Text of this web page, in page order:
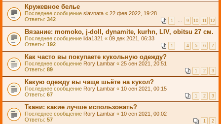
Кружевное белье
Последнее сообщение slavnata « 22 фев 2022, 19:28
Ответы: 342 1 … 9 10 11 12
Вязание: momoko, j-doll, dynamite, kurhn, LIV, obitsu 27 см.
Последнее сообщение lida1321 « 09 дек 2021, 06:33
Ответы: 192 1 … 4 5 6 7
Как часто вы покупаете кукольную одежду?
Последнее сообщение Rory Lambar « 25 сен 2021, 20:51
Ответы: 89 1 2 3
Какую одежду вы чаще шьёте на кукол?
Последнее сообщение Rory Lambar « 10 сен 2021, 00:15
Ответы: 67 1 2 3
Ткани: какие лучше использовать?
Последнее сообщение Rory Lambar « 10 сен 2021, 00:02
Ответы: 57 1 2